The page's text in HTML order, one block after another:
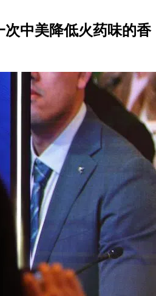
次中美降低火药味的香